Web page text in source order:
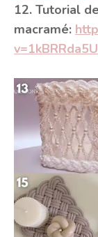
12. Tutorial
macramé: